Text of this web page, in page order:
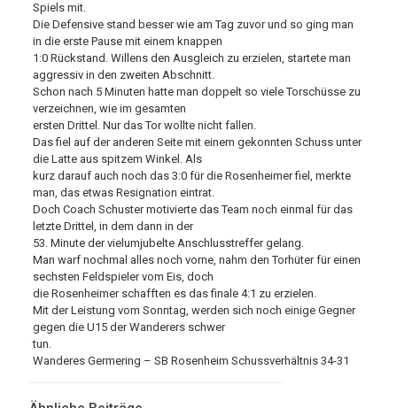
Spiels mit.
Die Defensive stand besser wie am Tag zuvor und so ging man
in die erste Pause mit einem knappen
1:0 Rückstand. Willens den Ausgleich zu erzielen, startete man
aggressiv in den zweiten Abschnitt.
Schon nach 5 Minuten hatte man doppelt so viele Torschüsse zu
verzeichnen, wie im gesamten
ersten Drittel. Nur das Tor wollte nicht fallen.
Das fiel auf der anderen Seite mit einem gekonnten Schuss unter
die Latte aus spitzem Winkel. Als
kurz darauf auch noch das 3:0 für die Rosenheimer fiel, merkte
man, das etwas Resignation eintrat.
Doch Coach Schuster motivierte das Team noch einmal für das
letzte Drittel, in dem dann in der
53. Minute der vielumjubelte Anschlusstreffer gelang.
Man warf nochmal alles noch vorne, nahm den Torhüter für einen
sechsten Feldspieler vom Eis, doch
die Rosenheimer schafften es das finale 4:1 zu erzielen.
Mit der Leistung vom Sonntag, werden sich noch einige Gegner
gegen die U15 der Wanderers schwer
tun.
Wanderes Germering – SB Rosenheim Schussverhältnis 34-31